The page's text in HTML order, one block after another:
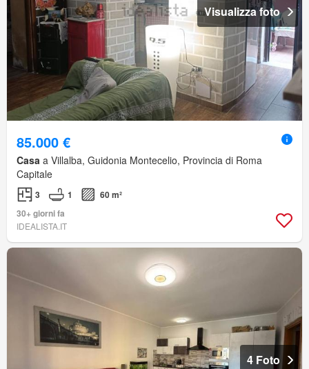
Visualizza foto
85.000 €
Casa a Villalba, Guidonia Montecelio, Provincia di Roma
Capitale
3 1
60 m²
30+ giorni fa
IDEALISTA.IT
4 Foto